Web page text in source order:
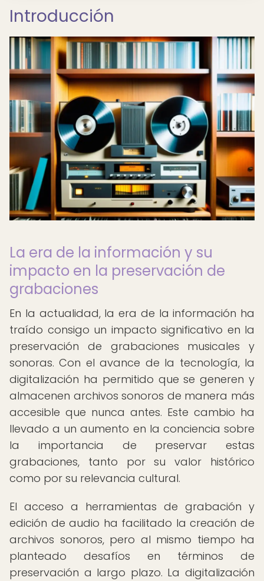
Introducción
La era de la información y su
impacto en la preservación de
grabaciones
En la actualidad, la era de la información ha
traído consigo un impacto significativo en la
preservación de grabaciones musicales y
sonoras. Con el avance de la tecnología, la
digitalización ha permitido que se generen y
almacenen archivos sonoros de manera más
accesible que nunca antes. Este cambio ha
llevado a un aumento en la conciencia sobre
la importancia de preservar estas
grabaciones, tanto por su valor histórico
como por su relevancia cultural.
El acceso a herramientas de grabación y
edición de audio ha facilitado la creación de
archivos sonoros, pero al mismo tiempo ha
planteado desafíos en términos de
preservación a largo plazo. La digitalización